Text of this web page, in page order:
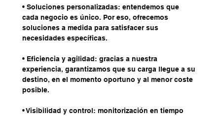
• Soluciones personalizadas: entendemos que
cada negocio es único. Por eso, ofrecemos
soluciones a medida para satisfacer sus
necesidades específicas.
• Eficiencia y agilidad: gracias a nuestra
experiencia, garantizamos que su carga llegue a su
destino, en el momento oportuno y al menor coste
posible.
• Visibilidad y control: monitorización en tiempo